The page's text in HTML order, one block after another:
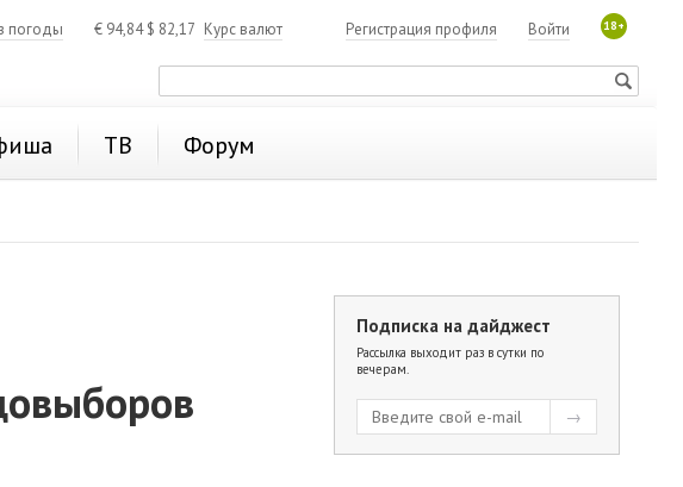
погоды € 94,84$ 82,17 Курс валют 18+
Войти
Регистрация профиля
ТВ Форум
Подписка на дайджест
Рассылка выходит раз в сутки по
вечерам.